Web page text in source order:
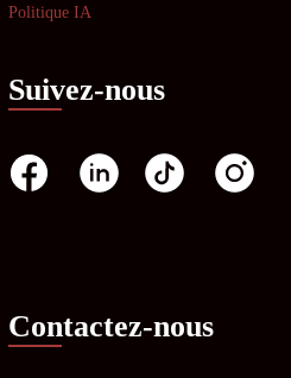
Politique IA
Suivez-nous
Contactez-nous